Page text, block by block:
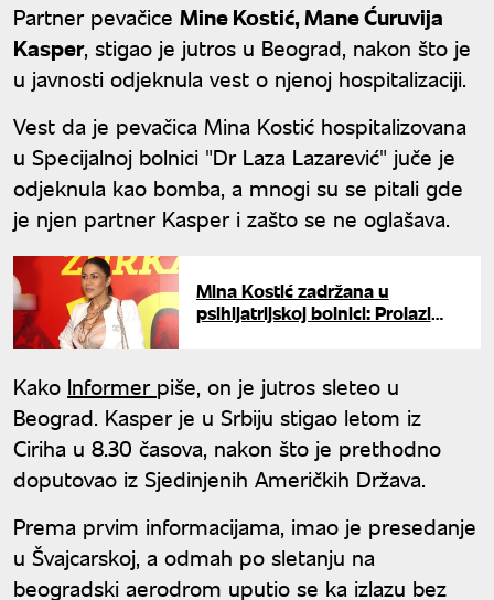
Partner pevačice Mine Kostić, Mane Ćuruvija
Kasper, stigao je jutros u Beograd, nakon što je
u javnosti odjeknula vest o njenoj hospitalizaciji.
Vest da je pevačica Mina Kostić hospitalizovana
u Specijalnoj bolnici "Dr Laza Lazarević" juče je
odjeknula kao bomba, a mnogi su se pitali gde
je njen partner Kasper i zašto se ne oglašava.
Mina Kostić zadržana u
psihijatrijskoj bolnici: Prolazi
Kako Informer piše, on je jutros sleteo u
Beograd. Kasper je u Srbiju stigao letom iz
Ciriha u 8.30 časova, nakon što je prethodno
doputovao iz Sjedinjenih Američkih Država.
Prema prvim informacijama, imao je presedanje
u Švajcarskoj, a odmah po sletanju na
beogradski aerodrom uputio se ka izlazu bez